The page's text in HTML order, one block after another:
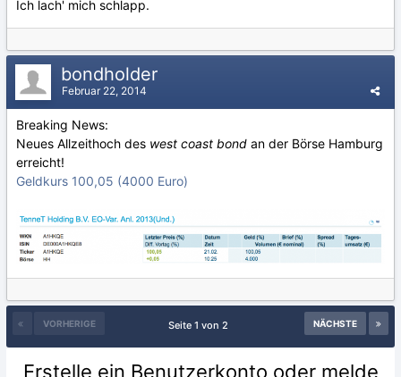
Ich lach' mich schlapp.
bondholder
Februar 22, 2014
Breaking News:
Neues Allzeithoch des west coast bond an der Börse Hamburg
erreicht!
Geldkurs 100,05 (4000 Euro)
VORHERIGE NÄCHSTE
Seite 1 von 2
Erstelle ein Benutzerkonto oder melde